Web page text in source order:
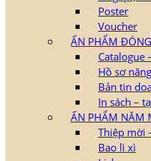
Poster
Voucher
ẤN PHẨM
Catalogue
Hồ sơ
Bản tin
In sách –
ẤN PHẨM NĂM
Thiệp mời
Bao lì xì